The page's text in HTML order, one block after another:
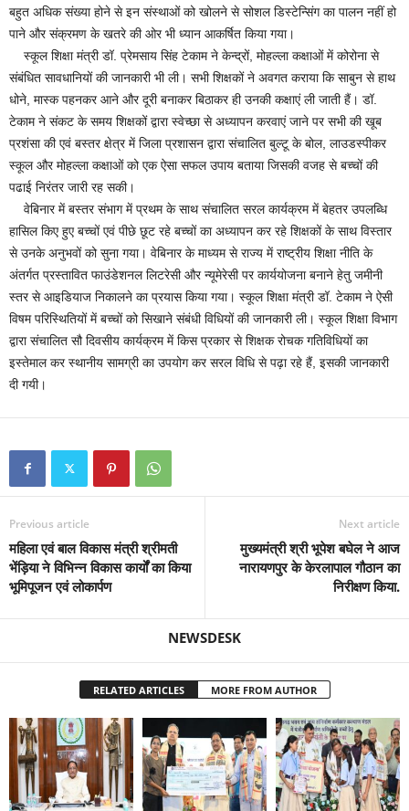
बहुत अधिक संख्या होने से इन संस्थाओं को खोलने से सोशल डिस्टेन्सिंग का पालन नहीं हो
पाने और संक्रमण के खतरे की ओर भी ध्यान आकर्षित किया गया।
स्कूल शिक्षा मंत्री डॉ. प्रेमसाय सिंह टेकाम ने केन्द्रों, मोहल्ला कक्षाओं में कोरोना से
संबंधित सावधानियों की जानकारी भी ली। सभी शिक्षकों ने अवगत कराया कि साबुन से हाथ
धोने, मास्क पहनकर आने और दूरी बनाकर बिठाकर ही उनकी कक्षाएं ली जाती हैं। डॉ.
टेकाम ने संकट के समय शिक्षकों द्वारा स्वेच्छा से अध्यापन करवाएं जाने पर सभी की खूब
प्रशंसा की एवं बस्तर क्षेत्र में जिला प्रशासन द्वारा संचालित बुल्टू के बोल, लाउडस्पीकर
स्कूल और मोहल्ला कक्षाओं को एक ऐसा सफल उपाय बताया जिसकी वजह से बच्चों की
पढाई निरंतर जारी रह सकी।
वेबिनार में बस्तर संभाग में प्रथम के साथ संचालित सरल कार्यक्रम में बेहतर उपलब्धि
हासिल किए हुए बच्चों एवं पीछे छूट रहे बच्चों का अध्यापन कर रहे शिक्षकों के साथ विस्तार
से उनके अनुभवों को सुना गया। वेबिनार के माध्यम से राज्य में राष्ट्रीय शिक्षा नीति के
अंतर्गत प्रस्तावित फाउंडेशनल लिटरेसी और न्यूमेरेसी पर कार्ययोजना बनाने हेतु जमीनी
स्तर से आइडियाज निकालने का प्रयास किया गया। स्कूल शिक्षा मंत्री डॉ. टेकाम ने ऐसी
विषम परिस्थितियों में बच्चों को सिखाने संबंधी विधियों की जानकारी ली। स्कूल शिक्षा विभाग
द्वारा संचालित सौ दिवसीय कार्यक्रम में किस प्रकार से शिक्षक रोचक गतिविधियों का
इस्तेमाल कर स्थानीय सामग्री का उपयोग कर सरल विधि से पढ़ा रहे हैं, इसकी जानकारी
दी गयी।
Previous article
महिला एवं बाल विकास मंत्री श्रीमती
भेंड़िया ने विभिन्न विकास कार्यों का किया
भूमिपूजन एवं लोकार्पण
Next article
मुख्यमंत्री श्री भूपेश बघेल ने आज
नारायणपुर के केरलापाल गौठान का
निरीक्षण किया.
NEWSDESK
RELATED ARTICLES MORE FROM AUTHOR